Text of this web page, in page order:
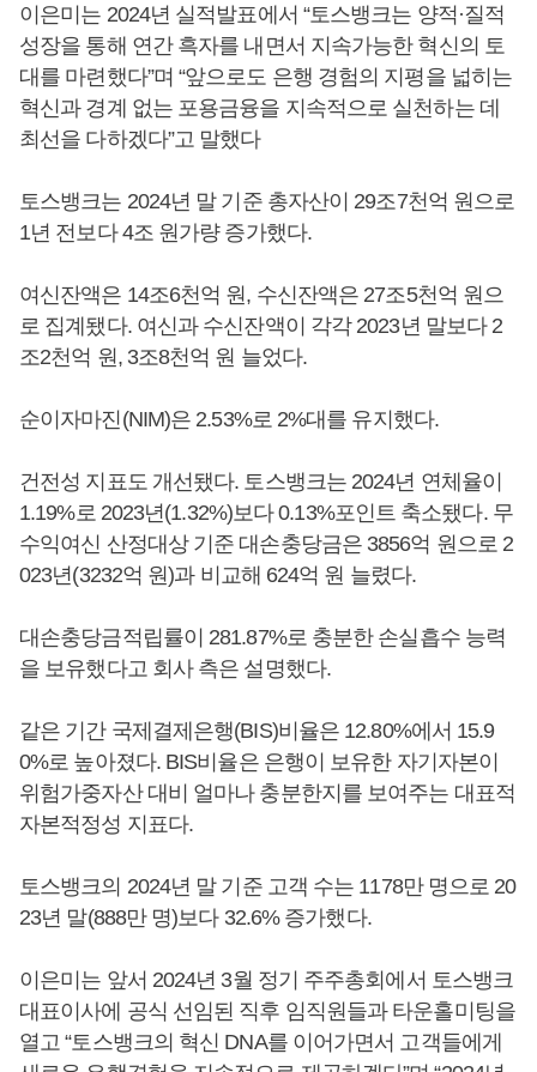
이은미는 2024년 실적발표에서 “토스뱅크는 양적·질적
성장을 통해 연간 흑자를 내면서 지속가능한 혁신의 토
대를 마련했다”며 “앞으로도 은행 경험의 지평을 넓히는
혁신과 경계 없는 포용금융을 지속적으로 실천하는 데
최선을 다하겠다”고 말했다
토스뱅크는 2024년 말 기준 총자산이 29조7천억 원으로
1년 전보다 4조 원가량 증가했다.
여신잔액은 14조6천억 원, 수신잔액은 27조5천억 원으
로 집계됐다. 여신과 수신잔액이 각각 2023년 말보다 2
조2천억 원, 3조8천억 원 늘었다.
순이자마진(NIM)은 2.53%로 2%대를 유지했다.
건전성 지표도 개선됐다. 토스뱅크는 2024년 연체율이
1.19%로 2023년(1.32%)보다 0.13%포인트 축소됐다. 무
수익여신 산정대상 기준 대손충당금은 3856억 원으로 2
023년(3232억 원)과 비교해 624억 원 늘렸다.
대손충당금적립률이 281.87%로 충분한 손실흡수 능력
을 보유했다고 회사 측은 설명했다.
같은 기간 국제결제은행(BIS)비율은 12.80%에서 15.9
0%로 높아졌다. BIS비율은 은행이 보유한 자기자본이
위험가중자산 대비 얼마나 충분한지를 보여주는 대표적
자본적정성 지표다.
토스뱅크의 2024년 말 기준 고객 수는 1178만 명으로 20
23년 말(888만 명)보다 32.6% 증가했다.
이은미는 앞서 2024년 3월 정기 주주총회에서 토스뱅크
대표이사에 공식 선임된 직후 임직원들과 타운홀미팅을
열고 “토스뱅크의 혁신 DNA를 이어가면서 고객들에게